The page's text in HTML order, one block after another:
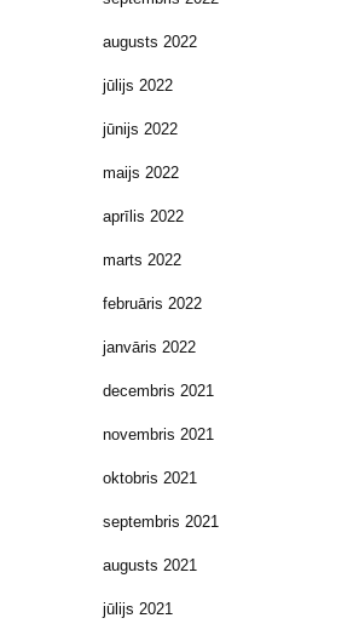
augusts 2022
jūlijs 2022
jūnijs 2022
maijs 2022
aprīlis 2022
marts 2022
februāris 2022
janvāris 2022
decembris 2021
novembris 2021
oktobris 2021
septembris 2021
augusts 2021
jūlijs 2021